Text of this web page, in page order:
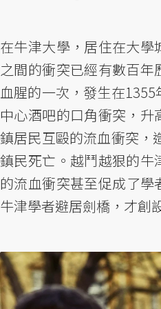
在牛津大學，居住在大
之間的衝突已經有數百
血腥的一次，發生在
中心酒吧的口角衝突，
鎮居民互毆的流血衝突，
鎮民死亡。越鬥越狠的
的流血衝突甚至促成了
牛津學者避居劍橋，才創